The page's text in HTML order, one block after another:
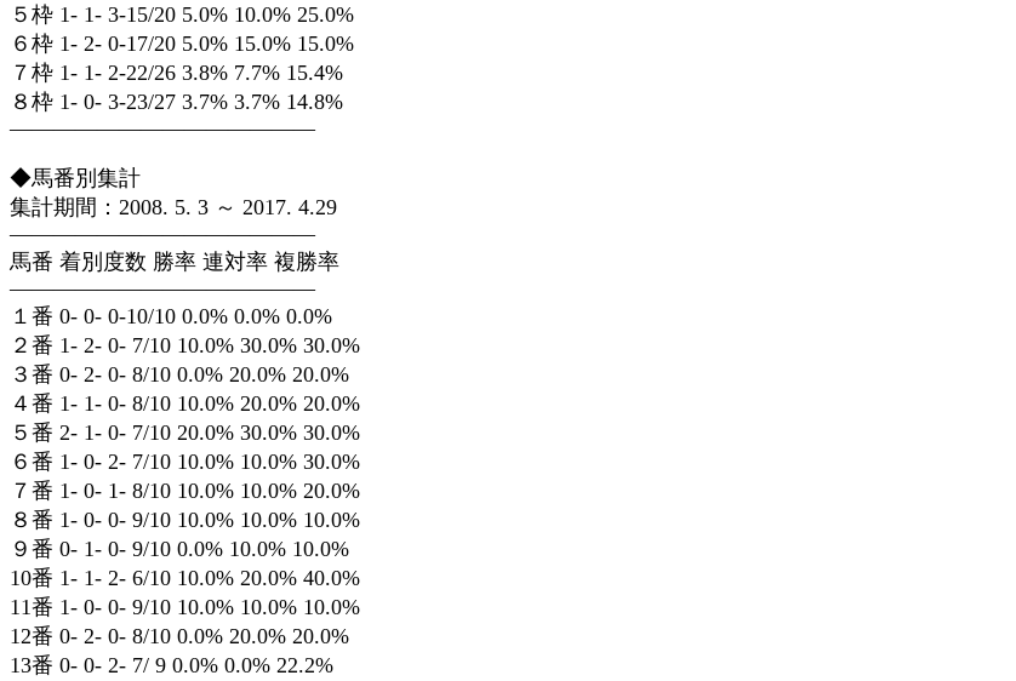
５枠 1- 1- 3-15/20 5.0% 10.0% 25.0%
６枠 1- 2- 0-17/20 5.0% 15.0% 15.0%
７枠 1- 1- 2-22/26 3.8% 7.7% 15.4%
８枠 1- 0- 3-23/27 3.7% 3.7% 14.8%
——————————————
◆馬番別集計
集計期間：2008. 5. 3 ～ 2017. 4.29
——————————————
馬番 着別度数 勝率 連対率 複勝率
——————————————
１番 0- 0- 0-10/10 0.0% 0.0% 0.0%
２番 1- 2- 0- 7/10 10.0% 30.0% 30.0%
３番 0- 2- 0- 8/10 0.0% 20.0% 20.0%
４番 1- 1- 0- 8/10 10.0% 20.0% 20.0%
５番 2- 1- 0- 7/10 20.0% 30.0% 30.0%
６番 1- 0- 2- 7/10 10.0% 10.0% 30.0%
７番 1- 0- 1- 8/10 10.0% 10.0% 20.0%
８番 1- 0- 0- 9/10 10.0% 10.0% 10.0%
９番 0- 1- 0- 9/10 0.0% 10.0% 10.0%
10番 1- 1- 2- 6/10 10.0% 20.0% 40.0%
11番 1- 0- 0- 9/10 10.0% 10.0% 10.0%
12番 0- 2- 0- 8/10 0.0% 20.0% 20.0%
13番 0- 0- 2- 7/ 9 0.0% 0.0% 22.2%